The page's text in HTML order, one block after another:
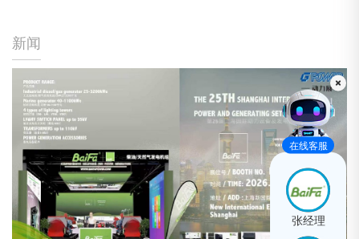
新闻
在线客服
张经理